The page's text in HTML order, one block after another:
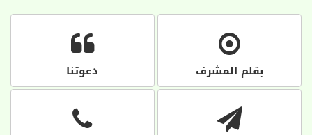
بقلم المشرف دعوتنا